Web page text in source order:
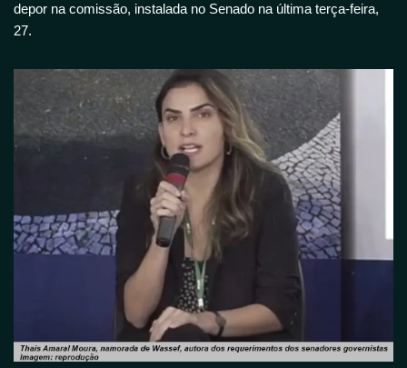
depor na comissão, instalada no Senado na última terça-feira,
27.